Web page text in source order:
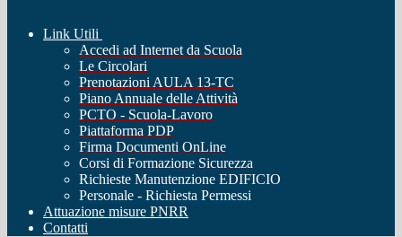
Link Utili
Accedi ad Internet da Scuola
Le Circolari
Prenotazioni AULA 13-TC
Piano Annuale delle Attività
PCTO - Scuola-Lavoro
Piattaforma PDP
Firma Documenti OnLine
Corsi di Formazione Sicurezza
Richieste Manutenzione EDIFICIO
Personale - Richiesta Permessi
Attuazione misure PNRR
Contatti